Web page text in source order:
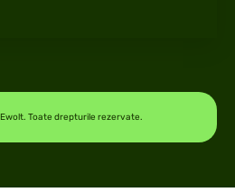
Toate drepturile rezervate.